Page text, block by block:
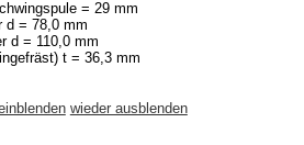
= 29 mm
d = 78,0 mm
d = 110,0 mm
t = 36,3 mm
wieder ausblenden